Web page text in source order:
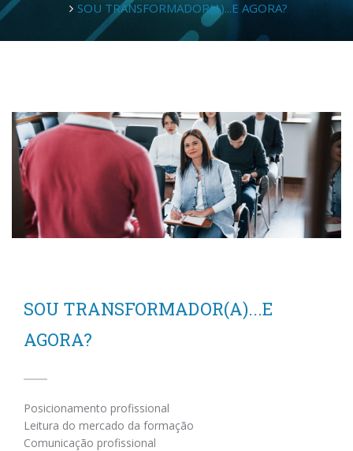
SOU TRANSFORMADOR(A)...E AGORA?
SOU TRANSFORMADOR(A)...E
AGORA?
Posicionamento profissional
Leitura do mercado da formação
Comunicação profissional